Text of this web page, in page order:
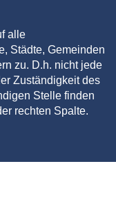
alle
Städte, Gemeinden
zu. D.h. nicht jede
Zuständigkeit des
Stelle finden
rechten Spalte.